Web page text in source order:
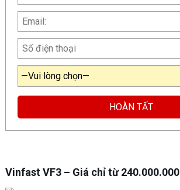
Vinfast VF3 – Giá chỉ từ 240.000.000